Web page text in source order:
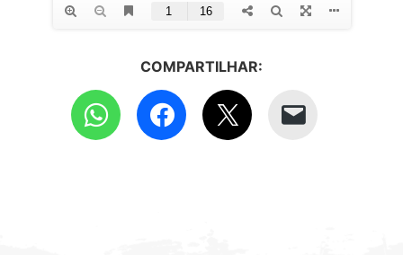
COMPARTILHAR: